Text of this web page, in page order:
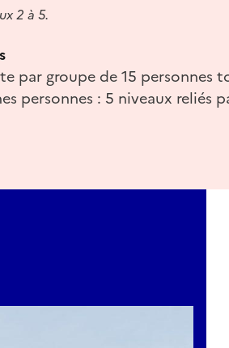
2 à 5.
par groupe de 15 personnes
personnes : 5 niveaux reliés